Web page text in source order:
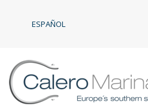
ESPAÑOL